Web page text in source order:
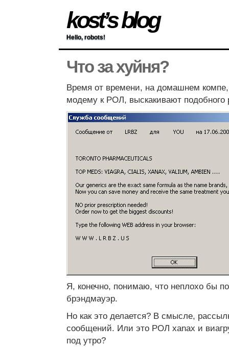
kost’s blog
Hello, robots!
Что за хуйня?
Время от времени, на домашнем
модему к РОЛ, выскакивают подобного
Я, конечно, понимаю, что неплохо бы
брэндмауэр.
Но как это делается? В смысле,
сообщений. Или это РОЛ xanax и
под утро?